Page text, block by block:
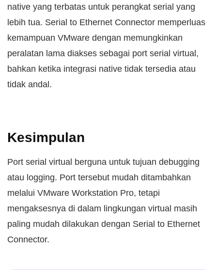
native yang terbatas untuk perangkat serial yang
lebih tua. Serial to Ethernet Connector memperluas
kemampuan VMware dengan memungkinkan
peralatan lama diakses sebagai port serial virtual,
bahkan ketika integrasi native tidak tersedia atau
tidak andal.
Kesimpulan
Port serial virtual berguna untuk tujuan debugging
atau logging. Port tersebut mudah ditambahkan
melalui VMware Workstation Pro, tetapi
mengaksesnya di dalam lingkungan virtual masih
paling mudah dilakukan dengan Serial to Ethernet
Connector.